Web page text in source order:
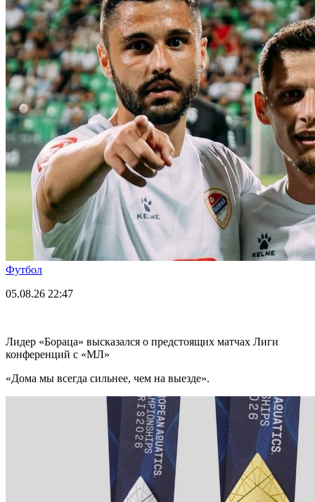
Футбол
05.08.26 22:47
Лидер «Бораца» высказался о предстоящих матчах Лиги
конференций с «МЛ»
«Дома мы всегда сильнее, чем на выезде».